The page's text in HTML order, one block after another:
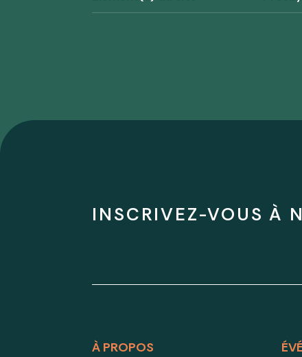
INSCRIVEZ-VOUS À
À PROPOS